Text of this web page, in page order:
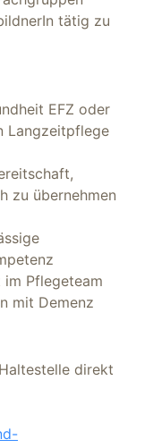
tätig zu
EFZ oder
Langzeitpflege
zu übernehmen
Pflegeteam
mit Demenz
direkt